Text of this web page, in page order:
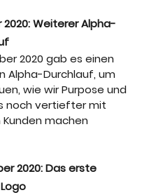
Weiterer Alpha-
2020 gab es einen
Alpha-Durchlauf, um
wie wir Purpose und
noch vertiefter mit
Kunden machen
2020: Das erste